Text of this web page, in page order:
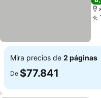
Mira precios de 2 páginas
De $77.841